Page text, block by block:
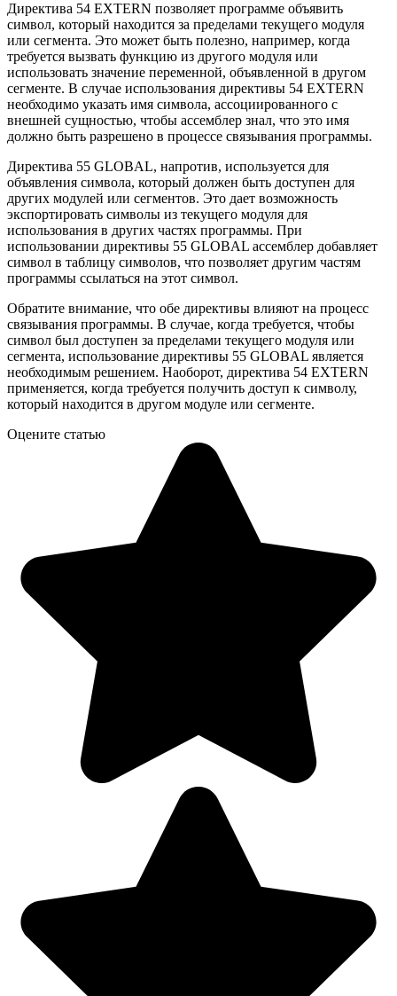
Директива 54 EXTERN позволяет программе объявить
символ, который находится за пределами текущего модуля
или сегмента. Это может быть полезно, например, когда
требуется вызвать функцию из другого модуля или
использовать значение переменной, объявленной в другом
сегменте. В случае использования директивы 54 EXTERN
необходимо указать имя символа, ассоциированного с
внешней сущностью, чтобы ассемблер знал, что это имя
должно быть разрешено в процессе связывания программы.
Директива 55 GLOBAL, напротив, используется для
объявления символа, который должен быть доступен для
других модулей или сегментов. Это дает возможность
экспортировать символы из текущего модуля для
использования в других частях программы. При
использовании директивы 55 GLOBAL ассемблер добавляет
символ в таблицу символов, что позволяет другим частям
программы ссылаться на этот символ.
Обратите внимание, что обе директивы влияют на процесс
связывания программы. В случае, когда требуется, чтобы
символ был доступен за пределами текущего модуля или
сегмента, использование директивы 55 GLOBAL является
необходимым решением. Наоборот, директива 54 EXTERN
применяется, когда требуется получить доступ к символу,
который находится в другом модуле или сегменте.
Оцените статью